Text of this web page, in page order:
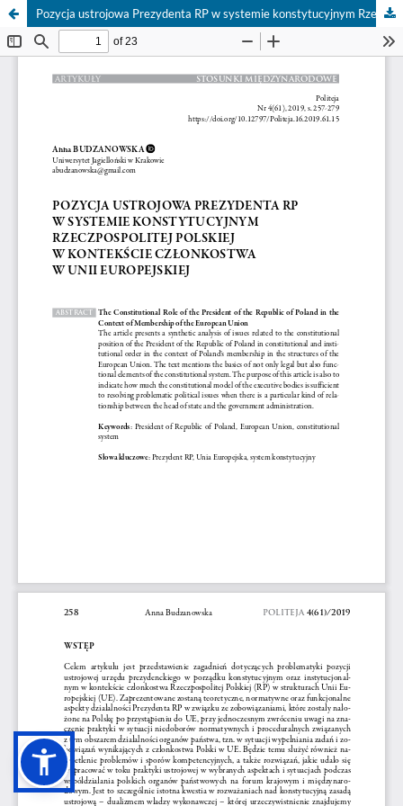
Pozycja ustrojowa Prezydenta RP w systemie konstytucyjnym Rzeczpospolitej Polskiej w kontekście członkostwa w Unii Europejskiej